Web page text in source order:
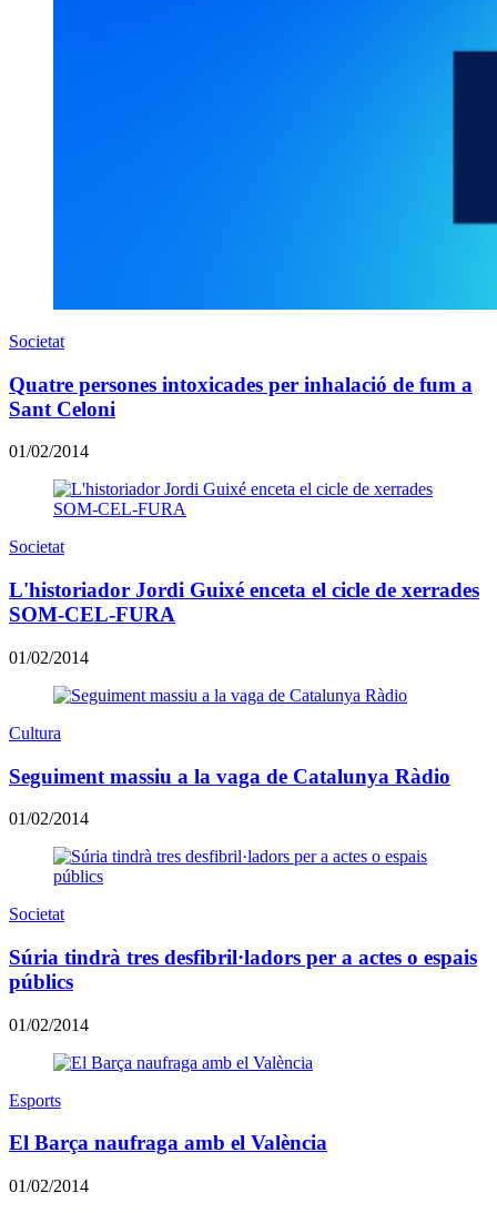
Societat
Quatre persones intoxicades per inhalació de fum a
Sant Celoni
01/02/2014
Societat
L'historiador Jordi Guixé enceta el cicle de xerrades
SOM-CEL-FURA
01/02/2014
Cultura
Seguiment massiu a la vaga de Catalunya Ràdio
01/02/2014
Societat
Súria tindrà tres desfibril·ladors per a actes o espais
públics
01/02/2014
Esports
El Barça naufraga amb el València
01/02/2014